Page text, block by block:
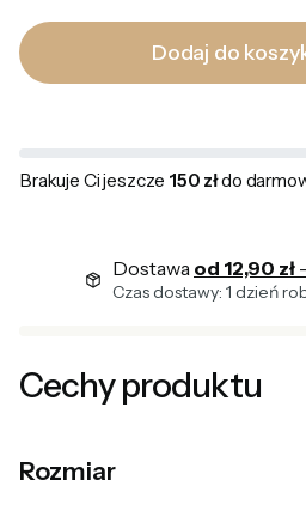
Dodaj do
Brakuje Ci jeszcze 150 złdo
Dostawa od 12,90 zł
Czas dostawy: 1 dzień
Cechy produktu
Rozmiar